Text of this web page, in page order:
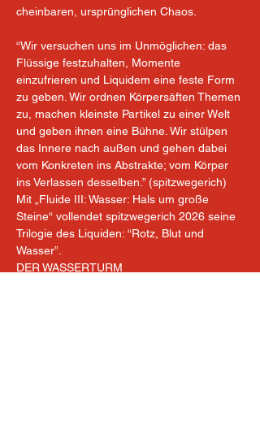
cheinbaren, ursprünglichen Chaos.
“Wir versuchen uns im Unmöglichen: das
Flüssige festzuhalten, Momente
einzufrieren und Liquidem eine feste Form
zu geben. Wir ordnen Körpersäften Themen
zu, machen kleinste Partikel zu einer Welt
und geben ihnen eine Bühne. Wir stülpen
das Innere nach außen und gehen dabei
vom Konkreten ins Abstrakte; vom Körper
ins Verlassen desselben.” (spitzwegerich)
Mit „Fluide III: Wasser: Hals um große
Steine“ vollendet spitzwegerich 2026 seine
Trilogie des Liquiden: “Rotz, Blut und
Wasser”.
DER WASSERTURM